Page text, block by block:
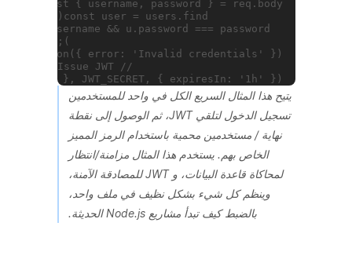
يتيح هذا المثال السريع الكل في واحد للمستخدمين
تسجيل الدخول لتلقي JWT، ثم الوصول إلى نقطة
نهاية / مستخدمين محمية باستخدام الرمز المميز
الخاص بهم. يستخدم هذا المثال مزامنة/انتظار
لمحاكاة قاعدة البيانات، و JWT للمصادقة الآمنة،
وينظم كل شيء بشكل نظيف في ملف واحد،
بالضبط كيف تبدأ مشاريع Node.js الحديثة.